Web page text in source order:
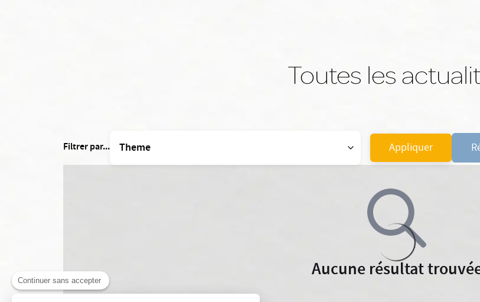
Continuer sans accepter
Toutes les
Filtrer par... Appliquer
Aucune résultat